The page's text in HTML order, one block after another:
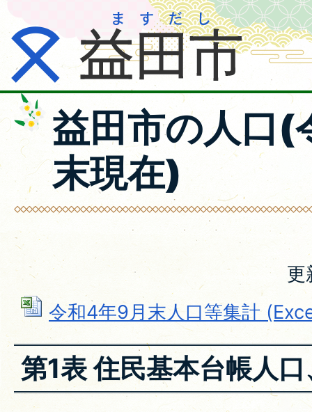
益田市の人口
末現在)
更
令和4年9月末人口等集計
第1表 住民基本台帳人